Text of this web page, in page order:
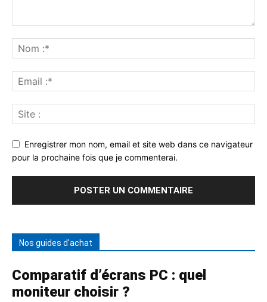
Enregistrer mon nom, email et site web dans ce navigateur
pour la prochaine fois que je commenterai.
Nos guides d'achat
Comparatif d’écrans PC : quel
moniteur choisir ?